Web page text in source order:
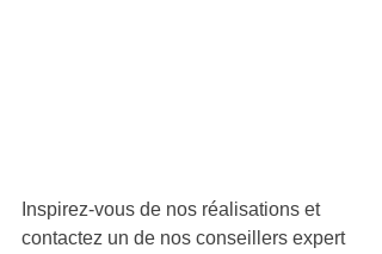
Inspirez-vous de nos réalisations et
contactez un de nos conseillers expert